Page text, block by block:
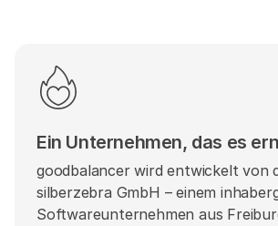
Ein Unternehmen, das es
goodbalancer wird entwickelt von
silberzebra GmbH – einem
Softwareunternehmen aus